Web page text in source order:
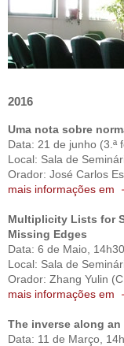
2016
Uma nota sobre
Data: 21 de junho (3.ª
Local: Sala de
Orador: José Carlos
mais informações em
Multiplicity Lists for
Missing Edges
Data: 6 de Maio,
Local: Sala de
Orador: Zhang Yulin
mais informações em
The inverse along
Data: 11 de Março,